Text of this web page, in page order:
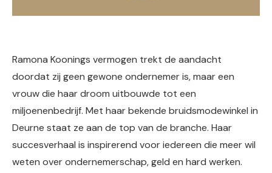
Ramona Koonings vermogen trekt de aandacht
doordat zij geen gewone ondernemer is, maar een
vrouw die haar droom uitbouwde tot een
miljoenenbedrijf. Met haar bekende bruidsmodewinkel in
Deurne staat ze aan de top van de branche. Haar
succesverhaal is inspirerend voor iedereen die meer wil
weten over ondernemerschap, geld en hard werken.